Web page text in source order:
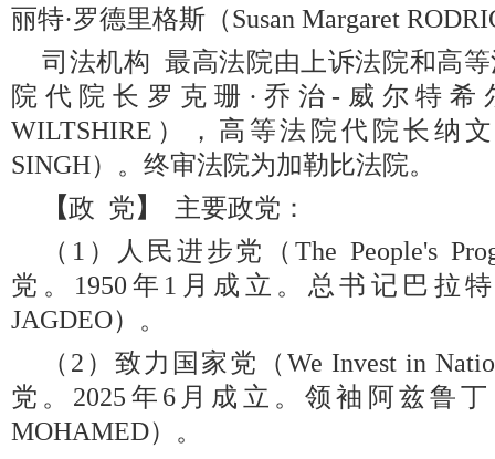
丽特·罗德里格斯（Susan Margaret
司法机构 最高法院由上诉法院和高
院代院长罗克珊·乔治-威尔特希尔
WILTSHIRE），高等法院代院长纳
SINGH）。终审法院为加勒比法院。
【政 党】
主要政党：
（1）人民进步党（The People's
党。1950年1月成立。总书记巴拉
JAGDEO）。
（2）致力国家党（We Invest in
党。2025年6月成立。领袖阿兹鲁丁
MOHAMED）。